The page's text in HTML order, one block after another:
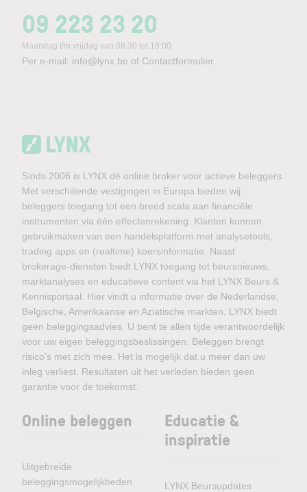
09 223 23 20
Maandag t/m vrijdag van 08:30 tot 18:00
Per e-mail: info@lynx.be of Contactformulier
Sinds 2006 is LYNX dé online broker voor actieve beleggers.
Met verschillende vestigingen in Europa bieden wij
beleggers toegang tot een breed scala aan financiële
instrumenten via één effectenrekening. Klanten kunnen
gebruikmaken van een handelsplatform met analysetools,
trading apps en (realtime) koersinformatie. Naast
brokerage-diensten biedt LYNX toegang tot beursnieuws,
marktanalyses en educatieve content via het LYNX Beurs &
Kennisportaal. Hier vindt u informatie over de Nederlandse,
Belgische, Amerikaanse en Aziatische markten. LYNX biedt
geen beleggingsadvies. U bent te allen tijde verantwoordelijk
voor uw eigen beleggingsbeslissingen. Beleggen brengt
risico’s met zich mee. Het is mogelijk dat u meer dan uw
inleg verliest. Resultaten uit het verleden bieden geen
garantie voor de toekomst.
Online beleggen
Uitgebreide
beleggingsmogelijkheden
Educatie &
inspiratie
LYNX Beursupdates